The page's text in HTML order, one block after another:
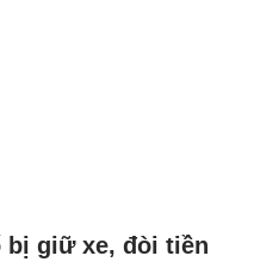
bị giữ xe, đòi tiền